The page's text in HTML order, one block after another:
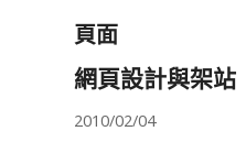
頁面
網頁設計與架站
2010/02/04